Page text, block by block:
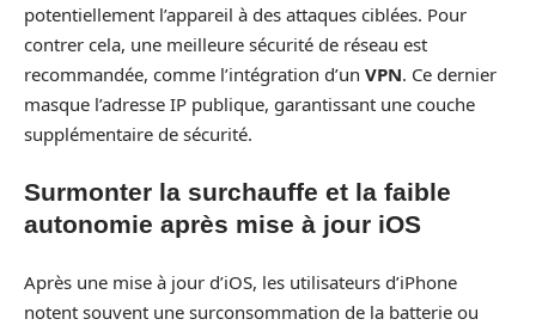
potentiellement l’appareil à des attaques ciblées. Pour
contrer cela, une meilleure sécurité de réseau est
recommandée, comme l’intégration d’un VPN. Ce dernier
masque l’adresse IP publique, garantissant une couche
supplémentaire de sécurité.
Surmonter la surchauffe et la faible
autonomie après mise à jour iOS
Après une mise à jour d’iOS, les utilisateurs d’iPhone
notent souvent une surconsommation de la batterie ou